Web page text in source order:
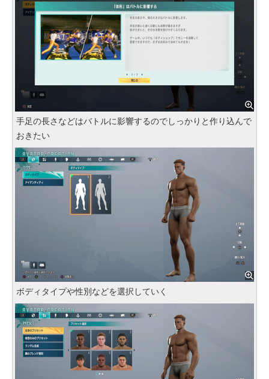
手足の長さなどはバトルに影響するのでしっかりと作り込んで
おきたい
ボディタイプや性別などを選択していく